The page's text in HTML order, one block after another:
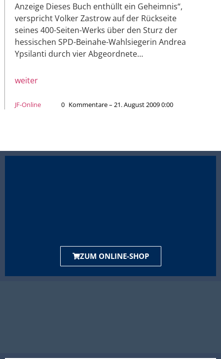
Anzeige Dieses Buch enthüllt ein Geheimnis“,
verspricht Volker Zastrow auf der Rückseite
seines 400-Seiten-Werks über den Sturz der
hessischen SPD-Beinahe-Wahlsiegerin Andrea
Ypsilanti durch vier Abgeordnete…
weiter
JF-Online 0 Kommentare – 21. August 2009 0:00
ZUM ONLINE-SHOP